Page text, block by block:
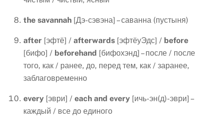
the savannah [Дэ-сэвэна] – саванна (пустыня)
after [эфтё] / afterwards [эфтёуЭдс] / before
[бифо] / beforehand [бифохэнд] – после / после
того, как / ранее, до, перед тем, как / заранее,
заблаговременно
every [эври] / each and every [ичь-эн(д)-эври] –
каждый / все до единого